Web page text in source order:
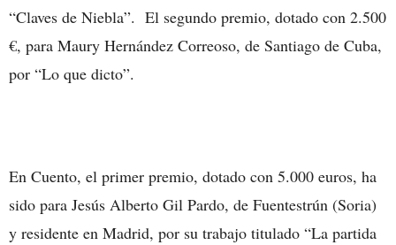
“Claves de Niebla”. El segundo premio, dotado con 2.500
€, para Maury Hernández Correoso, de Santiago de Cuba,
por “Lo que dicto”.
En Cuento, el primer premio, dotado con 5.000 euros, ha
sido para Jesús Alberto Gil Pardo, de Fuentestrún (Soria)
y residente en Madrid, por su trabajo titulado “La partida